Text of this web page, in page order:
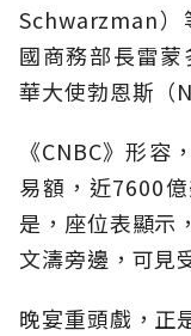
Schwarzman）
國商務部長雷
華大使勃恩斯（
《CNBC》形容
易額，近7600
是，座位表顯示
文濤旁邊，可見
晚宴重頭戲，正